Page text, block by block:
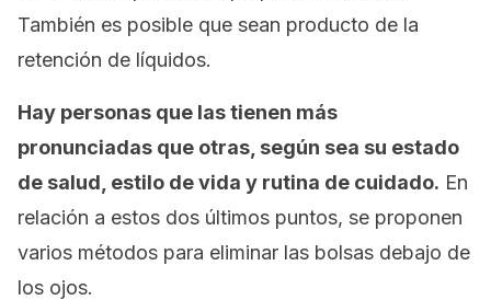
También es posible que sean producto de la
retención de líquidos.
Hay personas que las tienen más
pronunciadas que otras, según sea su estado
de salud, estilo de vida y rutina de cuidado. En
relación a estos dos últimos puntos, se proponen
varios métodos para eliminar las bolsas debajo de
los ojos.